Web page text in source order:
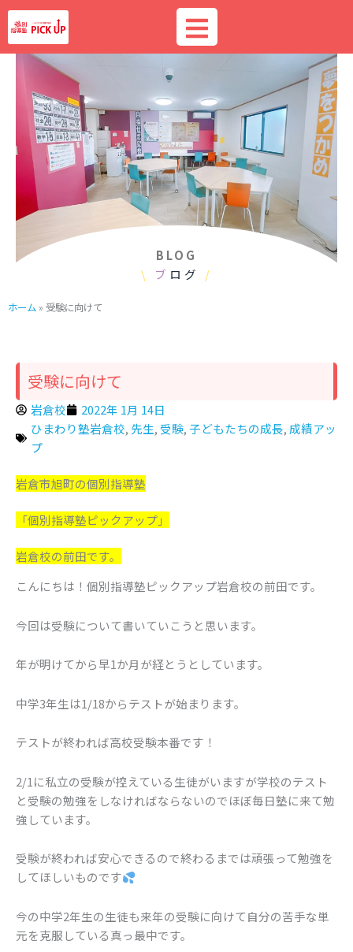
内
容
を
BLOG
\
ブ ログ /
ホーム » 受験に向けて
受験に向けて
岩倉校
2022年 1月 14日
ひまわり塾岩倉校, 先生, 受験,子どもたちの成長, 成績アッ
プ
岩倉市旭町の個別指導塾
「個別指導塾ピックアップ」
岩倉校の前田です。
こんにちは！個別指導塾ピックアップ岩倉校の前田です。
今回は受験について書いていこうと思います。
年が明けてから早1か月が経とうとしています。
中学3年生は1/18からテストが始まります。
テストが終われば高校受験本番です！
2/1に私立の受験が控えている生徒がいますが学校のテスト
と受験の勉強をしなければならないのでほぼ毎日塾に来て勉
強しています。
受験が終われば安心できるので終わるまでは頑張って勉強を
してほしいものです
今の中学2年生の生徒も来年の受験に向けて自分の苦手な単
元を克服している真っ最中です。